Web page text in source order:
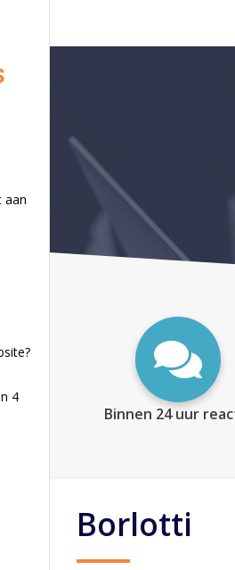
aan
4
Binnen 24 uur
Borlotti